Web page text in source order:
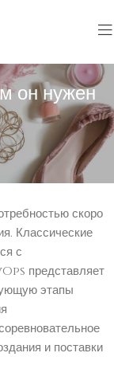
он нужен
он
скоро
Классические
с
представляет
этапы
и поставки